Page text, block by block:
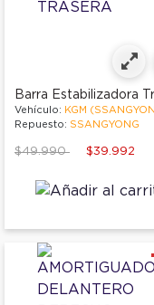
Barra Estabilizadora
Vehículo: KGM
Repuesto: SSANGYONG
Price reduced from
$49.990to $39.992